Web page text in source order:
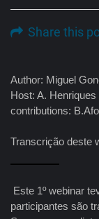
Share this
Author: Miguel
Host: A. Henriques
contributions:
Transcrição deste
Este 1º webinar
participantes são